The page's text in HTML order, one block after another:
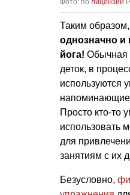
Фото: по лицензии
Таким образом,
однозначно и
йога! Обычная
деток, в
используются
напоминающие
Просто кто-то
использовать
для
занятиям с их
Безусловно,